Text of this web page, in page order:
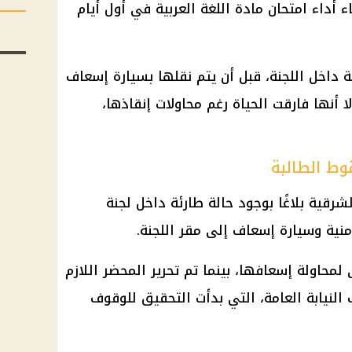
أداء امتحان مادة اللغة العربية في أول أيام
داخل اللجنة، قبل أن يتم نقلها بسيارة إسعاف
فارقت الحياة رغم محاولات إنقاذها،
الطالبة
بلاغًا بوجود حالة طارئة داخل لجنة
وسيارة إسعاف إلى مقر اللجنة.
إسعافها، بينما تم تحرير المحضر اللازم
العامة، التي بدأت التحقيق للوقوف